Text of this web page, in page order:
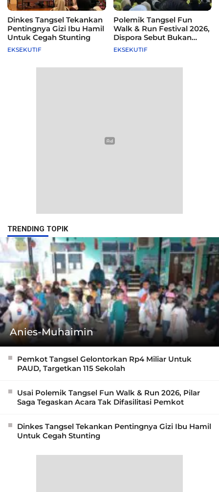
Dinkes Tangsel Tekankan
Pentingnya Gizi Ibu Hamil
Untuk Cegah Stunting
EKSEKUTIF
Polemik Tangsel Fun
Walk & Run Festival 2026,
Dispora Sebut Bukan
Agenda Pemkot
EKSEKUTIF
TRENDING TOPIK
Anies-Muhaimin
Pemkot Tangsel Gelontorkan Rp4 Miliar Untuk
PAUD, Targetkan 115 Sekolah
Usai Polemik Tangsel Fun Walk & Run 2026, Pilar
Saga Tegaskan Acara Tak Difasilitasi Pemkot
Dinkes Tangsel Tekankan Pentingnya Gizi Ibu Hamil
Untuk Cegah Stunting